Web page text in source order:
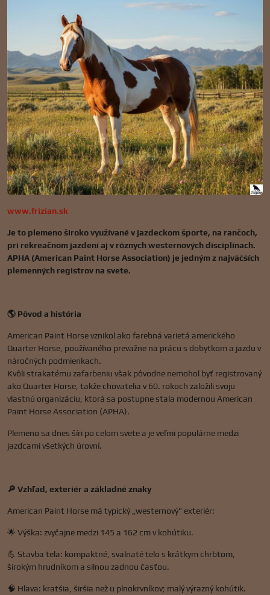
www.frizian.sk
Je to plemeno široko využívané v jazdeckom športe, na rančoch,
pri rekreačnom jazdení aj v rôznych westernových disciplínach.
APHA (American Paint Horse Association) je jedným z najväčších
plemenných registrov na svete.
🌎 Pôvod a história
American Paint Horse vznikol ako farebná varietá amerického
Quarter Horse, používaného prevažne na prácu s dobytkom a jazdu v
náročných podmienkach.
Kvôli strakatému zafarbeniu však pôvodne nemohol byť registrovaný
ako Quarter Horse, takže chovatelia v 60. rokoch založili svoju
vlastnú organizáciu, ktorá sa postupne stala modernou American
Paint Horse Association (APHA).
Plemeno sa dnes šíri po celom svete a je veľmi populárne medzi
jazdcami všetkých úrovní.
🔎 Vzhľad, exteriér a základné znaky
American Paint Horse má typický „westernový" exteriér:
🌟 Výška: zvyčajne medzi 145 a 162 cm v kohútiku.
💪 Stavba tela: kompaktné, svalnaté telo s krátkym chrbtom,
širokým hrudníkom a silnou zadnou časťou.
🧠 Hlava: kratšia, širšia než u plnokrvníkov; malý výrazný kohútik.